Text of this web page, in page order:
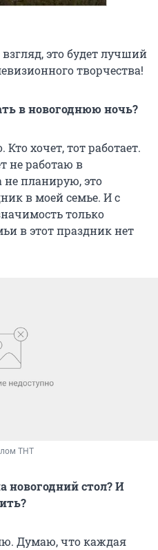
это будет лучший
творчества!
в новогоднюю ночь?
хочет, тот работает.
не работаю в
планирую, это
в моей семье. И с
только
в этот праздник нет
ТНТ
новогодний стол? И
Думаю, что каждая